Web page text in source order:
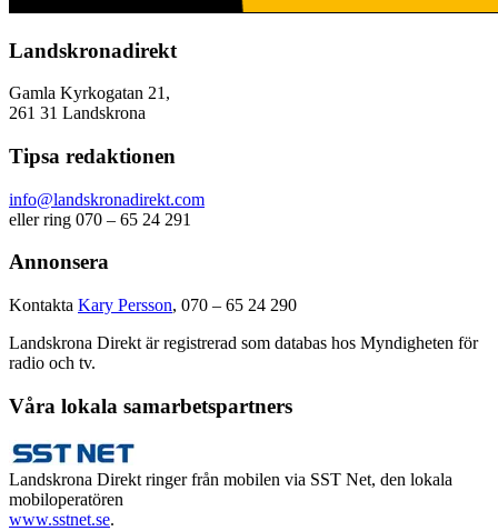
Landskronadirekt
Gamla Kyrkogatan 21,
261 31 Landskrona
Tipsa redaktionen
info@landskronadirekt.com
eller ring 070 – 65 24 291
Annonsera
Kontakta Kary Persson, 070 – 65 24 290
Landskrona Direkt är registrerad som databas hos Myndigheten för
radio och tv.
Våra lokala samarbetspartners
Landskrona Direkt ringer från mobilen via SST Net, den lokala
mobiloperatören
www.sstnet.se.